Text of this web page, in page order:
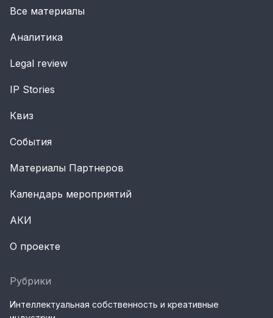
Все материалы
Аналитика
Legal review
IP Stories
Квиз
События
Материалы Партнеров
Календарь мероприятий
АКИ
О проекте
Рубрики
Интеллектуальная собственность и креативные